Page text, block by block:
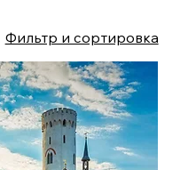
Фильтр и сортировка